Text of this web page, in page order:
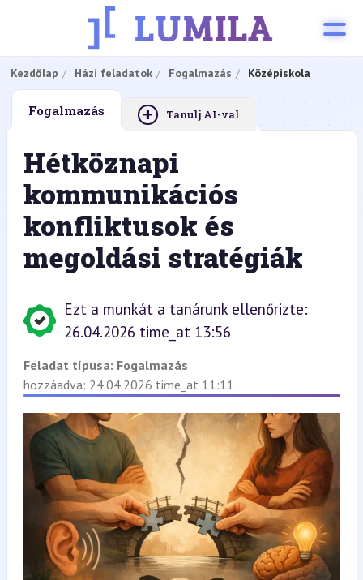
Kezdőlap Házi feladatok Fogalmazás Középiskola
Fogalmazás + Tanulj AI-val
Hétköznapi
kommunikációs
konfliktusok és
megoldási stratégiák
Ezt a munkát a tanárunk ellenőrizte:
26.04.2026 time_at 13:56
Feladat típusa: Fogalmazás
hozzáadva: 24.04.2026 time_at 11:11